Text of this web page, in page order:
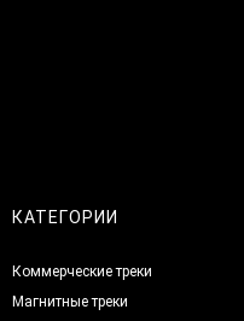
КАТЕГОРИИ
Коммерческие треки
Магнитные треки